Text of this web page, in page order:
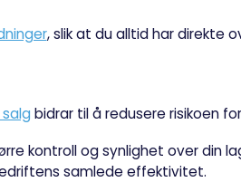
, slik at du alltid har direkte
bidrar til å redusere risikoen
kontroll og synlighet over din
samlede effektivitet.